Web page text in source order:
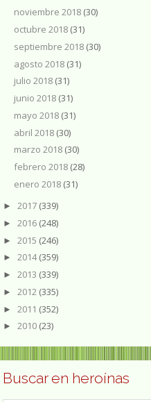
noviembre 2018 (30)
octubre 2018 (31)
septiembre 2018 (30)
agosto 2018 (31)
julio 2018 (31)
junio 2018 (31)
mayo 2018 (31)
abril 2018 (30)
marzo 2018 (30)
febrero 2018 (28)
enero 2018 (31)
► 2017 (339)
► 2016 (248)
► 2015 (246)
► 2014(359)
► 2013 (339)
► 2012 (335)
► 2011 (352)
► 2010 (23)
Buscar en heroínas